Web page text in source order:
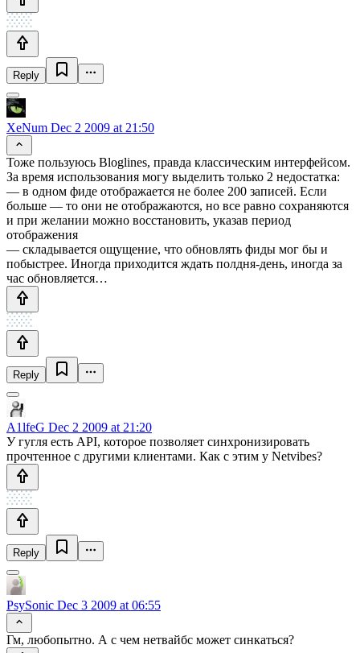
Reply
XeNum Dec 2 2009 at 21:50
Тоже пользуюсь Bloglines, правда классическим интерфейсом.
За время использования могу выделить только 2 недостатка:
— в одном фиде отображается не более 200 записей. Если
больше — то они не отображаются, но все равно сохраняются
и при желании можно восстановить, указав период
отображения
— складывается ощущение, что обновлять фиды мог бы и
побыстрее. Иногда приходится ждать полдня-день, иногда за
час обновляется…
Reply
A1lfeG Dec 2 2009 at 21:20
У гугля есть API, которое позволяет синхронизировать
прочтенное с другими клиентами. Как с этим у Netvibes?
Reply
PsySonic Dec 3 2009 at 06:55
Гм, любопытно. А с чем нетвайбс может синкаться?